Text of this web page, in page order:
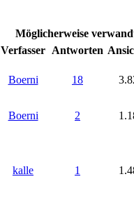
Möglicherweise
Verfasser Antworten
Boerni 18
Boerni 2
kalle 1